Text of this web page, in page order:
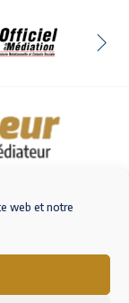
web et notre